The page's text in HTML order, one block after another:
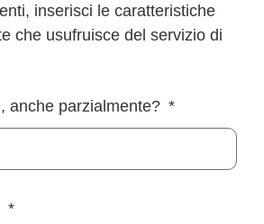
inserisci le caratteristiche
che usufruisce del servizio di
anche parzialmente?